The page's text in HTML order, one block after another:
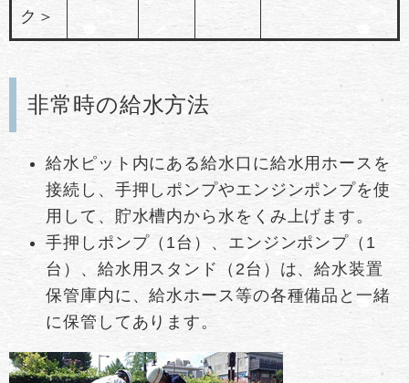
ク＞
非常時の給水方法
給水ピット内にある給水口に給水用ホースを
接続し、手押しポンプやエンジンポンプを使
用して、貯水槽内から水をくみ上げます。
手押しポンプ（1台）、エンジンポンプ（1
台）、給水用スタンド（2台）は、給水装置
保管庫内に、給水ホース等の各種備品と一緒
に保管してあります。